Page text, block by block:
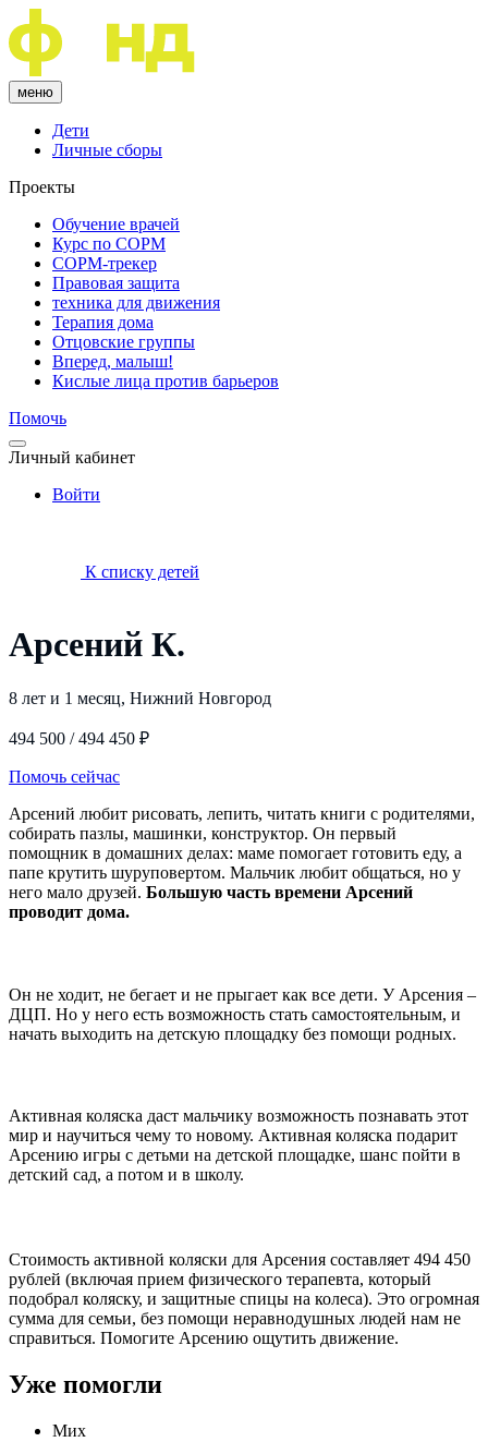
меню
Дети
Личные сборы
Проекты
Обучение врачей
Курс по COPM
COPM-трекер
Правовая защита
техника для движения
Терапия дома
Отцовские группы
Вперед, малыш!
Кислые лица против барьеров
Помочь
Личный кабинет
Войти
К списку детей
Арсений К.
8 лет и 1 месяц, Нижний Новгород
494 500 / 494 450 ₽
Помочь сейчас
Арсений любит рисовать, лепить, читать книги с родителями,
собирать пазлы, машинки, конструктор. Он первый
помощник в домашних делах: маме помогает готовить еду, а
папе крутить шуруповертом. Мальчик любит общаться, но у
него мало друзей. Большую часть времени Арсений
проводит дома.
Он не ходит, не бегает и не прыгает как все дети. У Арсения –
ДЦП. Но у него есть возможность стать самостоятельным, и
начать выходить на детскую площадку без помощи родных.
Активная коляска даст мальчику возможность познавать этот
мир и научиться чему то новому. Активная коляска подарит
Арсению игры с детьми на детской площадке, шанс пойти в
детский сад, а потом и в школу.
Стоимость активной коляски для Арсения составляет 494 450
рублей (включая прием физического терапевта, который
подобрал коляску, и защитные спицы на колеса). Это огромная
сумма для семьи, без помощи неравнодушных людей нам не
справиться. Помогите Арсению ощутить движение.
Уже помогли
Мих